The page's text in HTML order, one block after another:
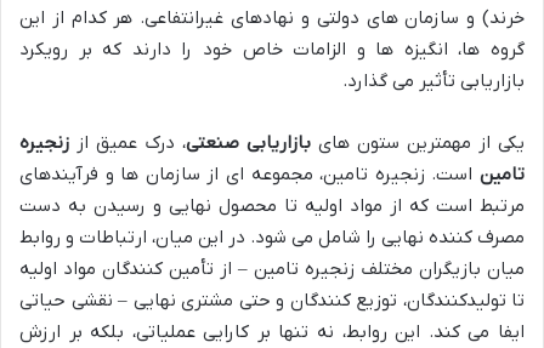
خرند) و سازمان های دولتی و نهادهای غیرانتفاعی. هر کدام از این
گروه ها، انگیزه ها و الزامات خاص خود را دارند که بر رویکرد
بازاریابی تأثیر می گذارد.
یکی از مهمترین ستون های بازاریابی صنعتی، درک عمیق از زنجیره
تامین است. زنجیره تامین، مجموعه ای از سازمان ها و فرآیندهای
مرتبط است که از مواد اولیه تا محصول نهایی و رسیدن به دست
مصرف کننده نهایی را شامل می شود. در این میان، ارتباطات و روابط
میان بازیگران مختلف زنجیره تامین – از تأمین کنندگان مواد اولیه
تا تولیدکنندگان، توزیع کنندگان و حتی مشتری نهایی – نقشی حیاتی
ایفا می کند. این روابط، نه تنها بر کارایی عملیاتی، بلکه بر ارزش